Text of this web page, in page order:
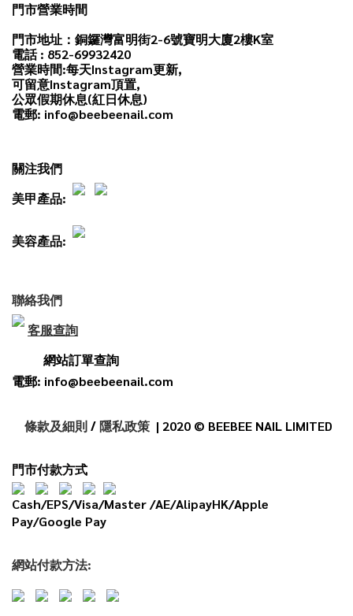
門市營業時間
門市地址：銅鑼灣富明街2-6號寶明大廈2樓K室
電話 : 852-69932420
營業時間:每天Instagram更新,
可留意Instagram頂置,
公眾假期休息(紅日休息)
電郵: info@beebeenail.com
關注我們
美甲產品:
美容產品:
聯絡我們
客服查詢
網站訂單查詢
電郵: info@beebeenail.com
條款及細則/隱私政策 | 2020 © BEEBEE NAIL LIMITED
門市付款方式
Cash/EPS/Visa/Master /AE/AlipayHK/Apple
Pay/Google Pay
網站付款方法: